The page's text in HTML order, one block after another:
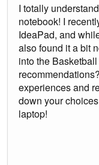
I totally
notebook! I
IdeaPad, and
also found it a bit
into the
experiences and
down your
laptop!